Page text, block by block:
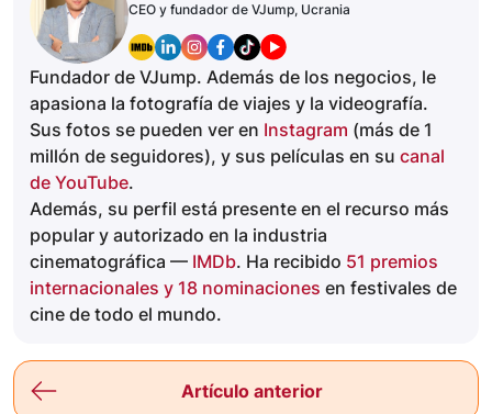
CEO y fundador de VJump, Ucrania
Fundador de VJump. Además de los negocios, le
apasiona la fotografía de viajes y la videografía.
Sus fotos se pueden ver en Instagram (más de 1
millón de seguidores), y sus películas en su canal
de YouTube.
Además, su perfil está presente en el recurso más
popular y autorizado en la industria
cinematográfica — IMDb. Ha recibido 51 premios
internacionales y 18 nominaciones en festivales de
cine de todo el mundo.
Artículo anterior